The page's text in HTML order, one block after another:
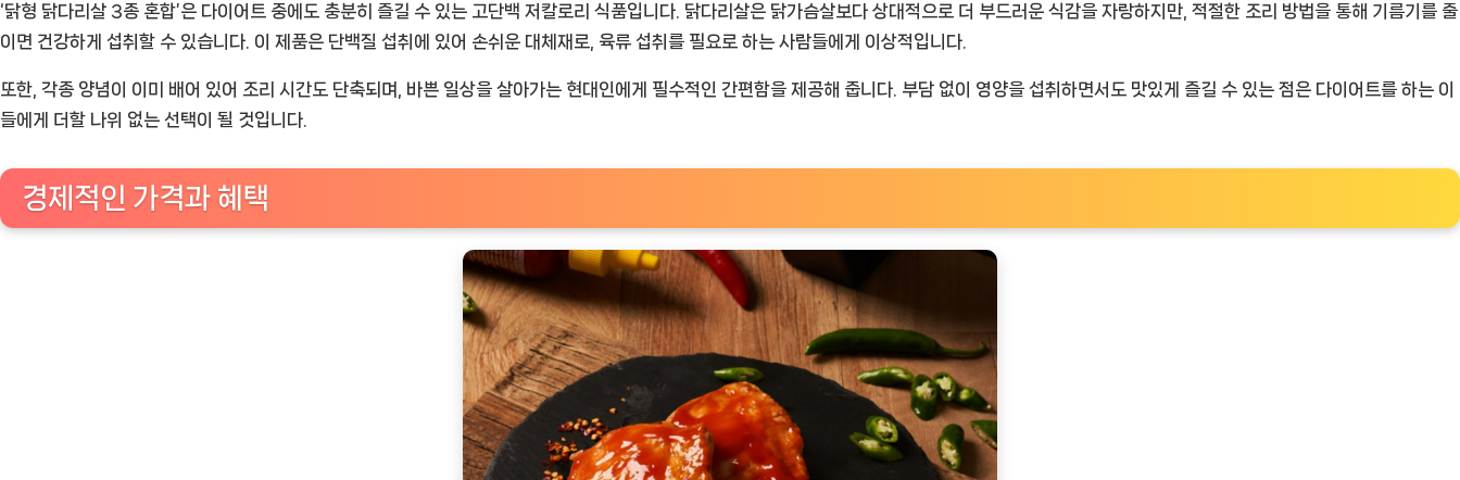
‘닭형 닭다리살 3종 혼합’은 다이어트 중에도 충분히 즐길 수 있는 고단백 저칼로리 식품입니다. 닭다리살은 닭가슴살보다 상대적으로 더 부드러운 식감을 자랑하지만, 적절한 조리 방법을 통해 기름기를 줄
이면 건강하게 섭취할 수 있습니다. 이 제품은 단백질 섭취에 있어 손쉬운 대체재로, 육류 섭취를 필요로 하는 사람들에게 이상적입니다.
또한, 각종 양념이 이미 배어 있어 조리 시간도 단축되며, 바쁜 일상을 살아가는 현대인에게 필수적인 간편함을 제공해 줍니다. 부담 없이 영양을 섭취하면서도 맛있게 즐길 수 있는 점은 다이어트를 하는 이
들에게 더할 나위 없는 선택이 될 것입니다.
경제적인 가격과 혜택